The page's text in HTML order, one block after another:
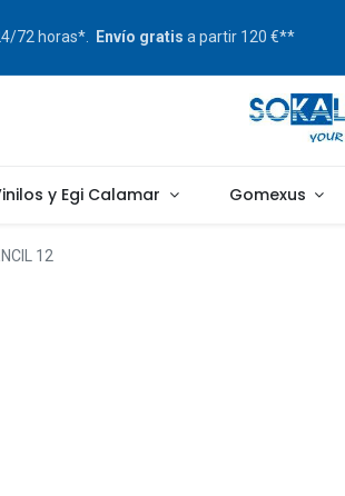
72 horas*. Envío gratis a partir 120 €**
y Egi Calamar Gomexus
12